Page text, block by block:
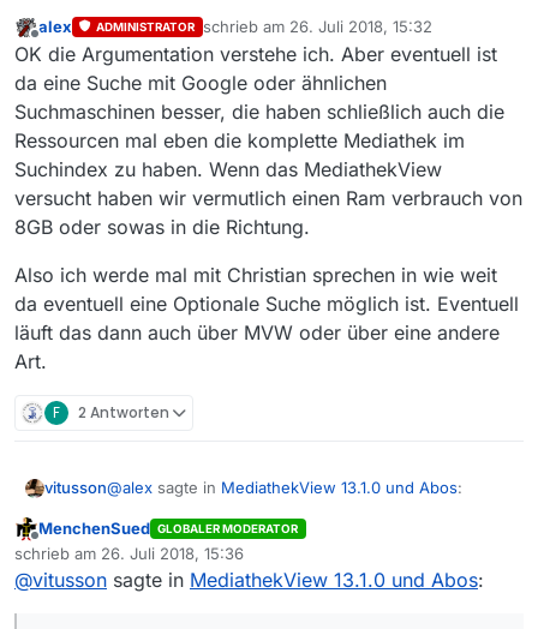
Offline
alex ADMINISTRATOR schrieb am 26. Juli 2018, 15:32
zuletzt editiert von
OK die Argumentation verstehe ich. Aber eventuell ist
da eine Suche mit Google oder ähnlichen
Suchmaschinen besser, die haben schließlich auch die
Ressourcen mal eben die komplette Mediathek im
Suchindex zu haben. Wenn das MediathekView
versucht haben wir vermutlich einen Ram verbrauch von
8GB oder sowas in die Richtung.
Also ich werde mal mit Christian sprechen in wie weit
da eventuell eine Optionale Suche möglich ist. Eventuell
läuft das dann auch über MVW oder über eine andere
Art.
F 2 Antworten
vitusson@alex sagte in MediathekView 13.1.0 und Abos:
. Wobei ich mich schon Frage warum sollte man
irgendwo suchen?
Weil man zum Beispiel etwas zu einem bestimmten
Offline
MenchenSued GLOBALER MODERATOR
schrieb am 26. Juli 2018, 15:36
zuletzt editiert von
@vitusson sagte in MediathekView 13.1.0 und Abos: